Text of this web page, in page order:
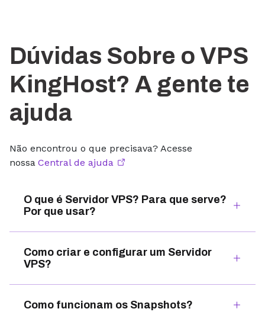
Dúvidas Sobre o VPS
KingHost? A gente te
ajuda
Não encontrou o que precisava? Acesse
nossa Central de ajuda
O que é Servidor VPS? Para que serve?
Por que usar?
Como criar e configurar um Servidor
VPS?
Como funcionam os Snapshots?